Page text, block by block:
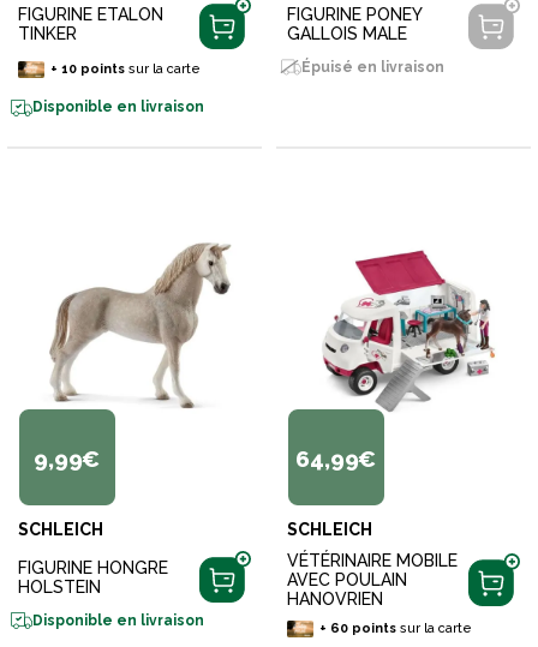
FIGURINE ETALON
TINKER
+ 10pointssur la carte
Disponible en livraison
FIGURINE PONEY
GALLOIS MALE
Épuisé en livraison
9,99€
SCHLEICH
FIGURINE HONGRE
HOLSTEIN
Disponible en livraison
64,99€
SCHLEICH
VÉTÉRINAIRE MOBILE
AVEC POULAIN
HANOVRIEN
+ 60pointssur la carte